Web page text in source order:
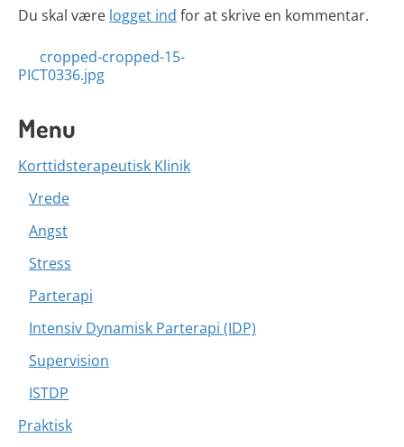
Du skal være logget ind for at skrive en kommentar.
Posts
cropped-cropped-15-
PICT0336.jpg
Menu
Korttidsterapeutisk Klinik
Vrede
Angst
Stress
Parterapi
Intensiv Dynamisk Parterapi (IDP)
Supervision
ISTDP
Praktisk